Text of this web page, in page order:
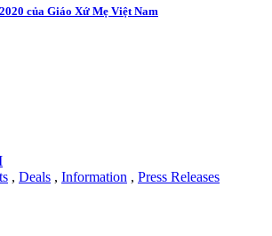
của Giáo Xứ Mẹ Việt Nam
, Deals , Information , Press Releases